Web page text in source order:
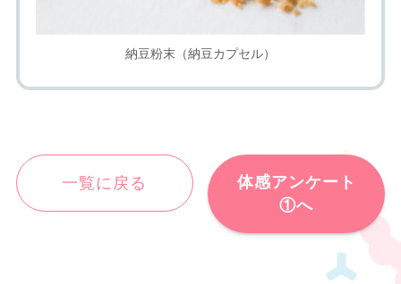
納豆粉末（納豆カプセル）
一覧に戻る
体感アンケート
①へ